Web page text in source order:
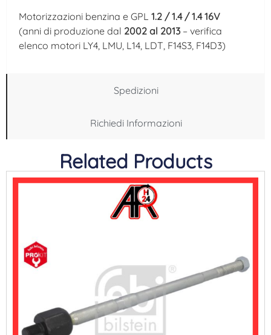
Spedizioni
Richiedi Informazioni
Motorizzazioni benzina e GPL 1.2 / 1.4 / 1.4 16V
(anni di produzione dal 2002 al 2013 – verifica
elenco motori LY4, LMU, L14, LDT, F14S3, F14D3)
Related Products